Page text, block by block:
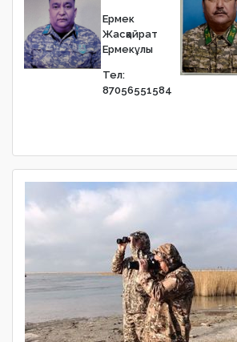
Ермек
Жасқайрат
Ермекұлы
Тел:
87056551584